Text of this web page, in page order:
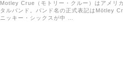
Motley Crue（モトリー・クルー）はアメリ
タルバンド。バンド名の正式表記はMötley
ニッキー・シックスが中 …